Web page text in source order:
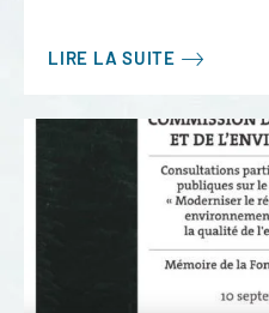
LIRE LA SUITE